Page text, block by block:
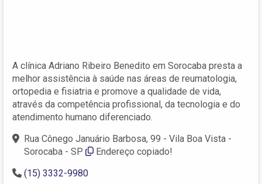
A clínica Adriano Ribeiro Benedito em Sorocaba presta a
melhor assistência à saúde nas áreas de reumatologia,
ortopedia e fisiatria e promove a qualidade de vida,
através da competência profissional, da tecnologia e do
atendimento humano diferenciado.
Rua Cônego Januário Barbosa, 99 - Vila Boa Vista -
Sorocaba - SP
Endereço copiado!
(15) 3332-9980